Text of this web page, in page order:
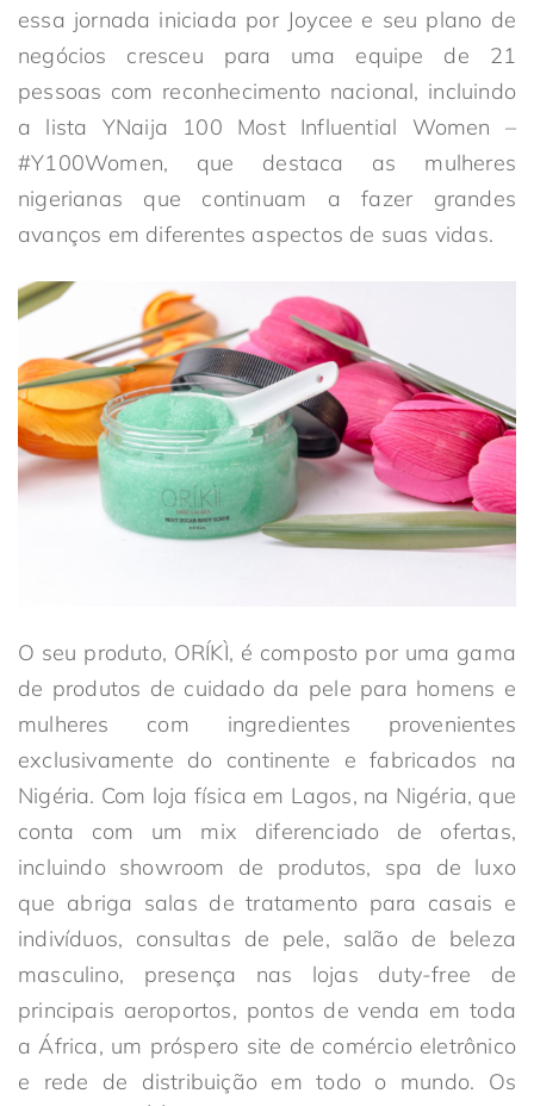
essa jornada iniciada por Joycee e seu plano de
negócios cresceu para uma equipe de 21
pessoas com reconhecimento nacional, incluindo
a lista YNaija 100 Most Influential Women –
#Y100Women, que destaca as mulheres
nigerianas que continuam a fazer grandes
avanços em diferentes aspectos de suas vidas.
O seu produto, ORÍKÌ, é composto por uma gama
de produtos de cuidado da pele para homens e
mulheres com ingredientes provenientes
exclusivamente do continente e fabricados na
Nigéria. Com loja física em Lagos, na Nigéria, que
conta com um mix diferenciado de ofertas,
incluindo showroom de produtos, spa de luxo
que abriga salas de tratamento para casais e
indivíduos, consultas de pele, salão de beleza
masculino, presença nas lojas duty-free de
principais aeroportos, pontos de venda em toda
a África, um próspero site de comércio eletrônico
e rede de distribuição em todo o mundo. Os